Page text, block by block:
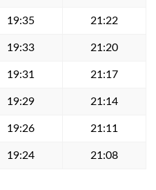
19:35 21:22
19:33 21:20
19:31 21:17
19:29 21:14
19:26 21:11
19:24 21:08